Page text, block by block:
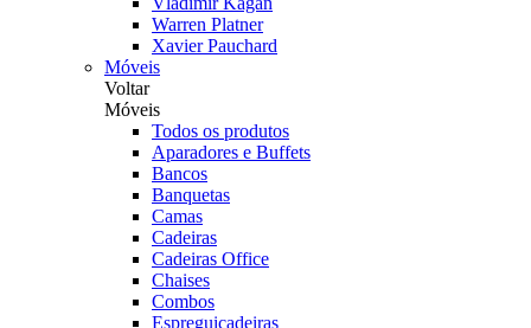
Warren Platner
Xavier Pauchard
Móveis
Voltar
Móveis
Todos os produtos
Aparadores e Buffets
Bancos
Banquetas
Camas
Cadeiras
Cadeiras Office
Chaises
Combos
Espreguiçadeiras